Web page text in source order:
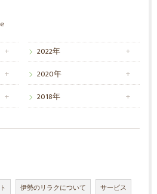
2022年
2020年
2018年
伊勢のリラクについて サービス